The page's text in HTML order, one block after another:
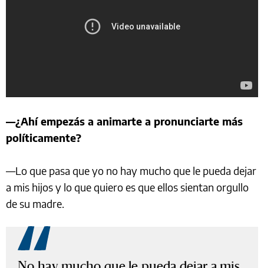
—¿Ahí empezás a animarte a pronunciarte más
políticamente?
—Lo que pasa que yo no hay mucho que le pueda dejar
a mis hijos y lo que quiero es que ellos sientan orgullo
de su madre.